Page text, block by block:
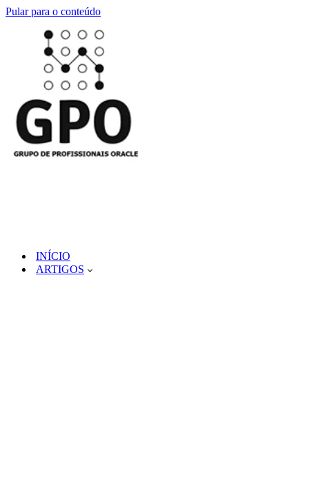
Pular para o conteúdo
INÍCIO
ARTIGOS